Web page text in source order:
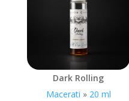
Dark Rolling
Macerati » 20 ml